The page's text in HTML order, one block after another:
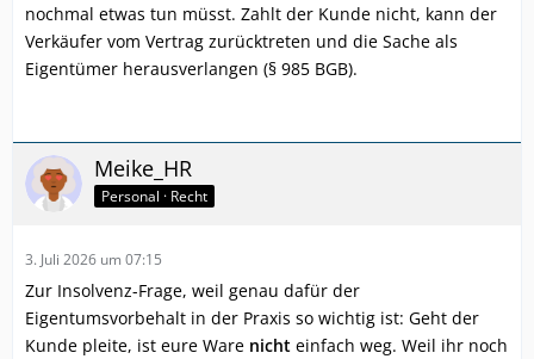
nochmal etwas tun müsst. Zahlt der Kunde nicht, kann der
Verkäufer vom Vertrag zurücktreten und die Sache als
Eigentümer herausverlangen (§ 985 BGB).
Meike_HR
Personal · Recht
3. Juli 2026 um 07:15
Zur Insolvenz-Frage, weil genau dafür der
Eigentumsvorbehalt in der Praxis so wichtig ist: Geht der
Kunde pleite, ist eure Ware nicht einfach weg. Weil ihr noch